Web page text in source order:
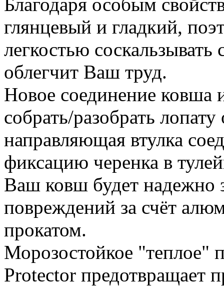
глянцевый и гладкий,
легкостью соскальзывать
облегчит Ваш труд.
Новое соединение ковша
собрать/разобрать
направляющая втулка
фиксацию черенка в
Ваш ковш будет надежно
повреждений за счёт
прокатом.
Морозостойкое "теплое"
Protector предотвращает